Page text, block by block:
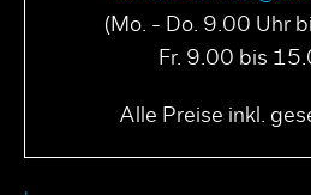
(Mo. - Do. 9.00 Uhr
Fr. 9.00 bis
Alle Preise inkl.